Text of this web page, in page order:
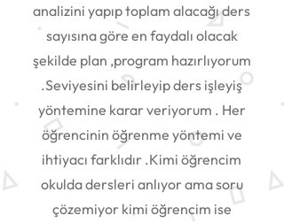
analizini yapıp toplam alacağı ders
sayısına göre en faydalı olacak
şekilde plan ,program hazırlıyorum
.Seviyesini belirleyip ders işleyiş
yöntemine karar veriyorum . Her
öğrencinin öğrenme yöntemi ve
ihtiyacı farklıdır .Kimi öğrencim
okulda dersleri anlıyor ama soru
çözemiyor kimi öğrencim ise